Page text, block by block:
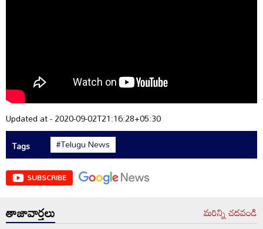
Updated at - 2020-09-02T21:16:28+05:30
Tags
#Telugu News
SUBSCRIBE
తాజావార్తలు మరిన్ని చదవండి